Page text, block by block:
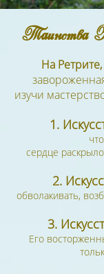
Таинства
На Ретрите,
изучи
1.
сердце
2.
обволакивать,
3.
Его